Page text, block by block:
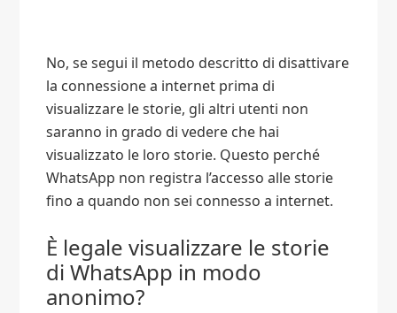
No, se segui il metodo descritto di disattivare
la connessione a internet prima di
visualizzare le storie, gli altri utenti non
saranno in grado di vedere che hai
visualizzato le loro storie. Questo perché
WhatsApp non registra l’accesso alle storie
fino a quando non sei connesso a internet.
È legale visualizzare le storie
di WhatsApp in modo
anonimo?